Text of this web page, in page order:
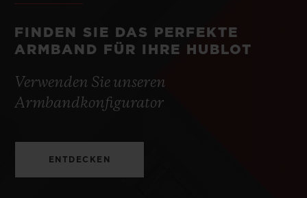
FINDEN SIE DAS PERFEKTE
ARMBAND FÜR IHRE HUBLOT
Verwenden Sie unseren
Armbandkonfigurator
ENTDECKEN